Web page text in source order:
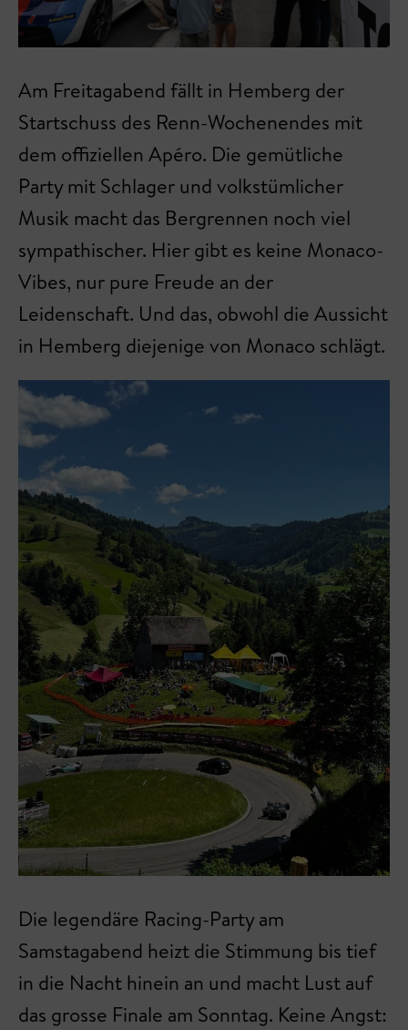
Am Freitagabend fällt in Hemberg der
Startschuss des Renn-Wochenendes mit
dem offiziellen Apéro. Die gemütliche
Party mit Schlager und volkstümlicher
Musik macht das Bergrennen noch viel
sympathischer. Hier gibt es keine Monaco-
Vibes, nur pure Freude an der
Leidenschaft. Und das, obwohl die Aussicht
in Hemberg diejenige von Monaco schlägt.
Die legendäre Racing-Party am
Samstagabend heizt die Stimmung bis tief
in die Nacht hinein an und macht Lust auf
das grosse Finale am Sonntag. Keine Angst: